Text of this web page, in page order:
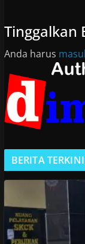
Tinggalkan
Anda harus
BERITA TERKINI